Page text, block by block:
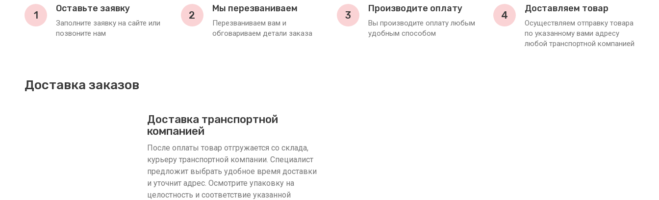
1
Оставьте заявку
Заполните заявку на сайте или
позвоните нам
2
Мы перезваниваем
Перезваниваем вам и
обговариваем детали заказа
3
Производите оплату
Вы производите оплату любым
удобным способом
4
Доставляем товар
Осуществляем отправку товара
по указанному вами адресу
любой транспортной компанией
Доставка заказов
Доставка транспортной
компанией
После оплаты товар отгружается со склада,
курьеру транспортной компании. Специалист
предложит выбрать удобное время доставки
и уточнит адрес. Осмотрите упаковку на
целостность и соответствие указанной